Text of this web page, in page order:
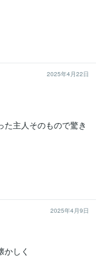
2025年4月22日
主人そのもので驚き
2025年4月9日
しく